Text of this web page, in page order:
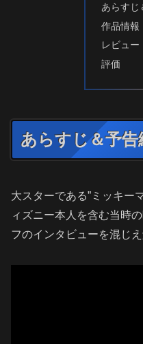
あらすじ
作品情報
レビュー
評価
あらすじ＆予告
大スターである”ミッキー
ィズニー本人を含む当時
フのインタビューを混じ